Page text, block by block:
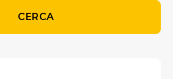
CERCA